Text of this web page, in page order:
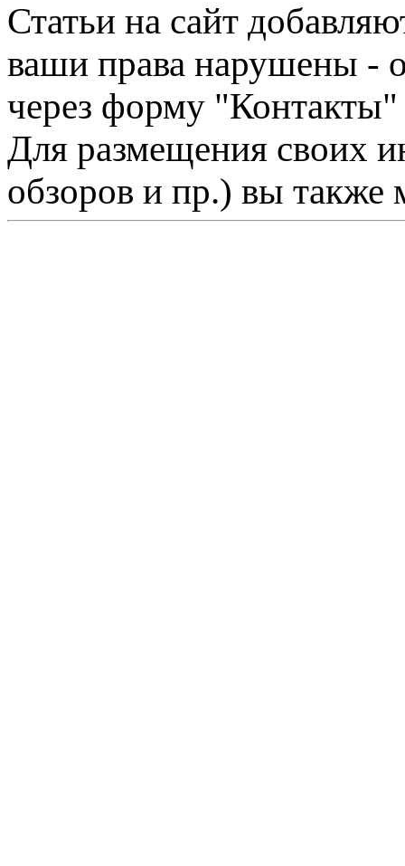
Статьи на сайт
ваши права нарушены -
через форму "Контакты"
Для размещения своих
обзоров и пр.) вы также